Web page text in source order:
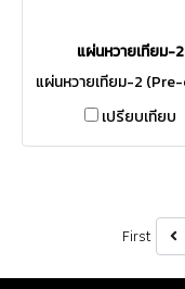
แผ่นหวายเทียม-2
แผ่นหวายเทียม-2
เปรียบเทียบ
First